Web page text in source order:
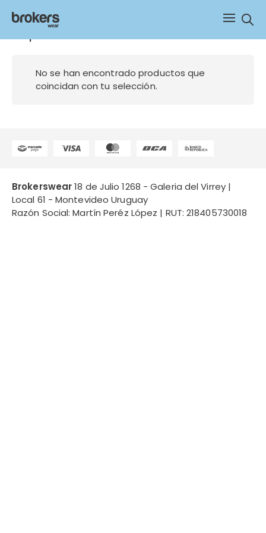
No se han encontrado productos que
coincidan con tu selección.
Brokerswear18 de Julio 1268 - Galeria del Virrey |
Local 61 - Montevideo Uruguay
Razón Social: Martín Peréz López | RUT: 218405730018